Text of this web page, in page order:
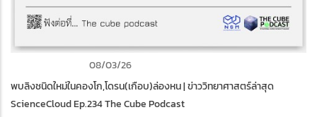
08/03/26
พบลิงชนิดใหม่ในคองโก,โดรน(เกือบ)ล่องหน | ข่าววิทยาศาสตร์ล่าสุด
ScienceCloud Ep.234 The Cube Podcast